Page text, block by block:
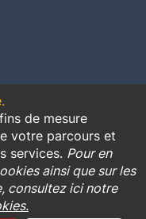
générales de vente
des données
de mesure
votre parcours et
services. Pour en
ainsi que sur les
consultez ici notre